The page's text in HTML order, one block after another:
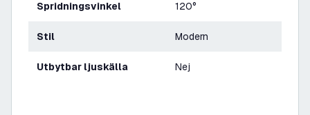
Spridningsvinkel 120°
Stil Modern
Utbytbar ljuskälla Nej